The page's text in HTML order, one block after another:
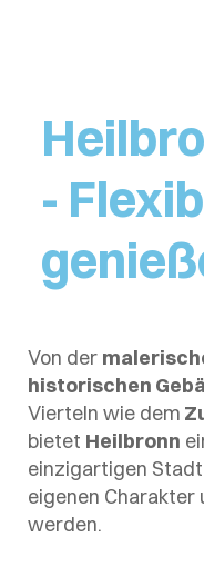
-
Von der
historischen
Vierteln wie dem
bietet Heilbronn
einzigartigen
eigenen Charakter
werden.